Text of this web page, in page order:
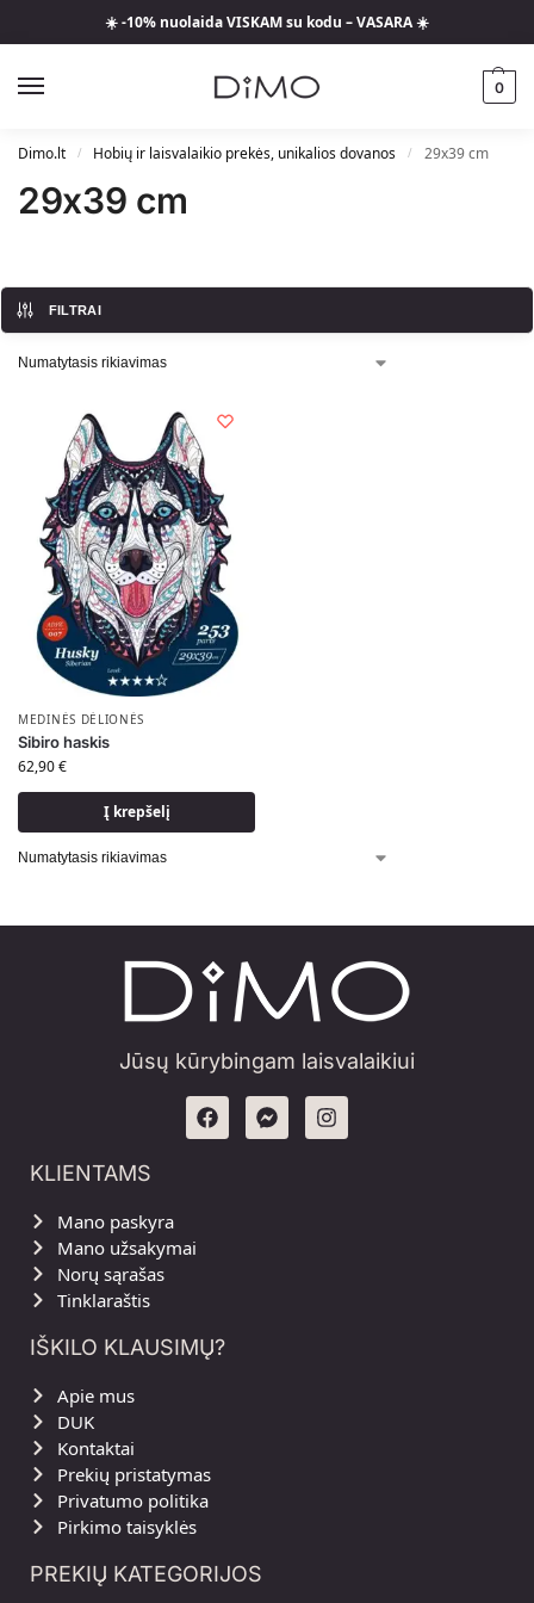
☀️ -10% nuolaida VISKAM su kodu – VASARA ☀️
0
Dimo.lt / Hobių ir laisvalaikio prekės, unikalios dovanos / 29x39 cm
29x39 cm
FILTRAI
MEDINĖS DĖLIONĖS
Sibiro haskis
62,90€
Į krepšelį
Jūsų kūrybingam laisvalaikiui
KLIENTAMS
Mano paskyra
Mano užsakymai
Norų sąrašas
Tinklaraštis
IŠKILO KLAUSIMŲ?
Apie mus
DUK
Kontaktai
Prekių pristatymas
Privatumo politika
Pirkimo taisyklės
PREKIŲ KATEGORIJOS